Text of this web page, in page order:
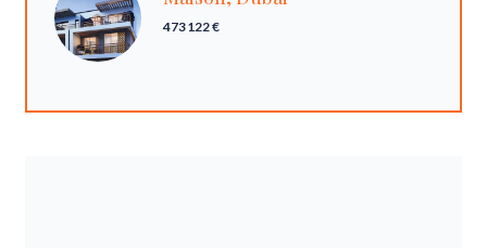
473 122 €